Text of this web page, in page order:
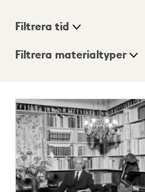
Visningsläge
Lista
Karta
Filtrera tid
Filtrera materialtyper
träffar